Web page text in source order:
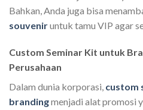
Bahkan, Anda juga bisa
souveniruntuk tamu VIP agar
Custom Seminar Kit untuk
Perusahaan
Dalam dunia korporasi, custom
brandingmenjadi alat promosi